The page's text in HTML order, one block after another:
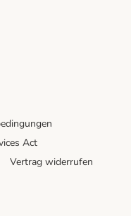
Act
Vertrag widerrufen